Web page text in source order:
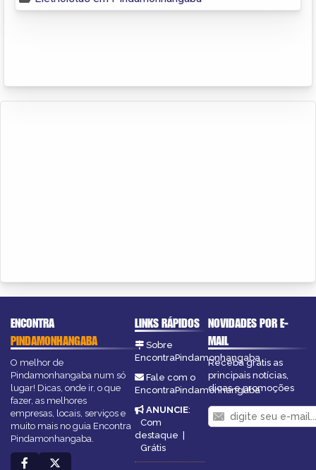
ENCONTRA
PINDAMONHANGABA
O melhor de
Pindamonhangaba num só
lugar! Dicas, onde ir, o que
fazer, as melhores
empresas, locais, serviços e
muito mais no guia Encontra
Pindamonhangaba.
LINKS RÁPIDOS
Sobre
EncontraPindamonhangaba
Fale com o
EncontraPindamonhangaba
ANUNCIE:
Com
destaque |
Grátis
NOVIDADES POR E-
MAIL
Receba grátis as
principais notícias,
dicas e promoções